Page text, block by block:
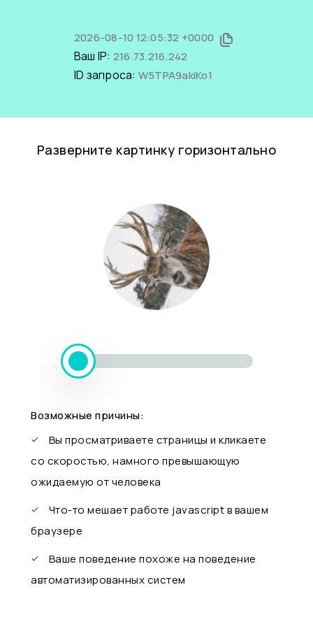
2026-08-10 12:05:32 +0000
Ваш IP: 216.73.216.242
ID запроса: W5TPA9akiKo1
Разверните картинку горизонтально
Возможные причины:
Вы просматриваете страницы и кликаете
со скоростью, намного превышающую
ожидаемую от человека
Что-то мешает работе javascript в вашем
браузере
Ваше поведение похоже на поведение
автоматизированных систем